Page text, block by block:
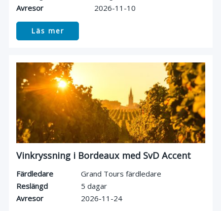
Avresor
2026-11-10
Läs mer
Vinkryssning i Bordeaux med SvD Accent
Färdledare
Grand Tours färdledare
Reslängd
5 dagar
Avresor
2026-11-24